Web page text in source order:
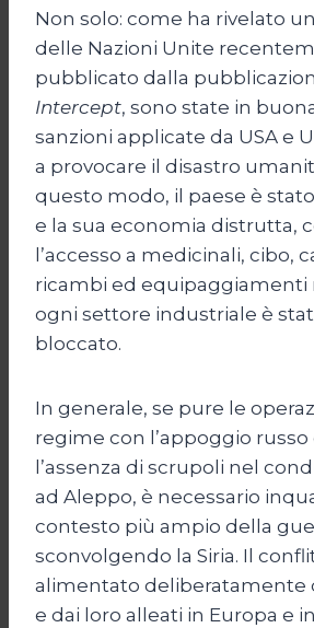
Non solo: come ha rivelato
delle Nazioni Unite
pubblicato dalla
Intercept, sono state in
sanzioni applicate da USA e
a provocare il disastro
questo modo, il paese è
e la sua economia distrutta,
l’accesso a medicinali, cibo,
ricambi ed equipaggiamenti
ogni settore industriale è
bloccato.
In generale, se pure le
regime con l’appoggio
l’assenza di scrupoli nel
ad Aleppo, è necessario
contesto più ampio della
sconvolgendo la Siria. Il
alimentato deliberatamente
e dai loro alleati in Europa e